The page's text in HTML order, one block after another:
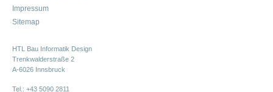
Impressum
Sitemap
HTL Bau Informatik Design
Trenkwalderstraße 2
A-6026 Innsbruck
Tel.: +43 5090 2811